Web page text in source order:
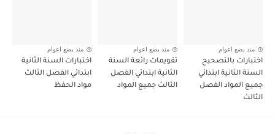
منذ بضع اعوام
اختبارات بالتصحيح
السنة الثانية ابتدائي
جميع المواد الفصل
الثالث
منذ بضع اعوام
تقويمات رائعة السنة
الثانية ابتدائي الفصل
الثالث جميع المواد
منذ بضع اعوام
اختبارات السنة الثانية
ابتدائي الفصل الثالث
مواد الحفظ